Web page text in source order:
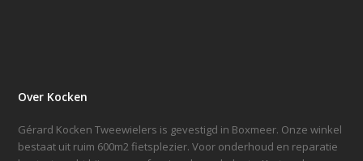
Over Kocken
Gérard Kocken Tweewielers is gevestigd in Boxmeer. Onze winkel
bestaat uit ruim 600m2 fietsplezier. Voor onderhoud en reparatie